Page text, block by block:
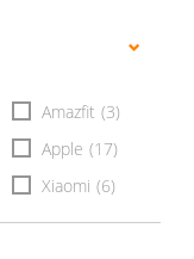
Amazfit (3)
Apple (17)
Xiaomi (6)